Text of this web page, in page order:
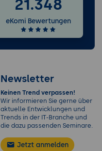
21.348
eKomi Bewertungen
Newsletter
Keinen Trend verpassen!
Wir informieren Sie gerne über
aktuelle Entwicklungen und
Trends in der IT-Branche und
die dazu passenden Seminare.
Jetzt anmelden